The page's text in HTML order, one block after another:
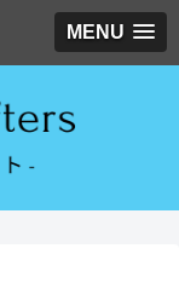
MENU